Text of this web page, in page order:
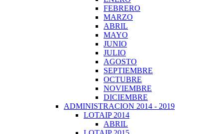
FEBRERO
MARZO
ABRIL
MAYO
JUNIO
JULIO
AGOSTO
SEPTIEMBRE
OCTUBRE
NOVIEMBRE
DICIEMBRE
ADMINISTRACION 2014 - 2019
LOTAIP 2014
ABRIL